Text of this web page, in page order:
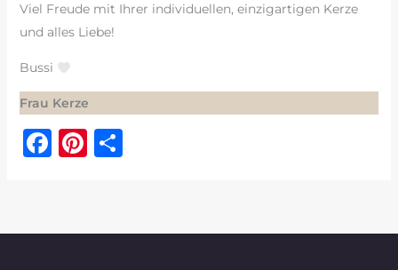
Viel Freude mit Ihrer individuellen, einzigartigen Kerze
und alles Liebe!
Bussi
Frau Kerze
F
e
Pi
re
T
n